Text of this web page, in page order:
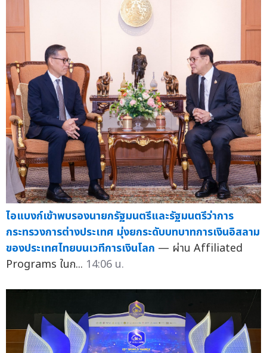
ไอแบงก์เข้าพบรองนายกรัฐมนตรีและรัฐมนตรีว่าการ
กระทรวงการต่างประเทศ มุ่งยกระดับบทบาทการเงินอิสลาม
ของประเทศไทยบนเวทีการเงินโลก — ผ่าน Affiliated
Programs ในก... 14:06 น.